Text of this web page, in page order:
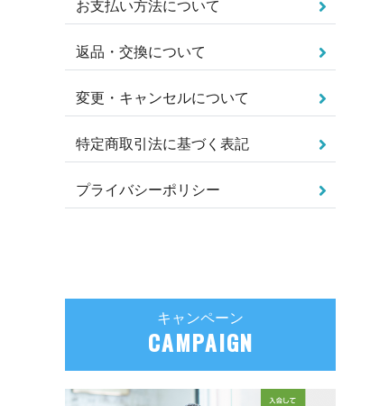
お支払い方法について
返品・交換について
変更・キャンセルについて
特定商取引法に基づく表記
プライバシーポリシー
キャンペーン
CAMPAIGN